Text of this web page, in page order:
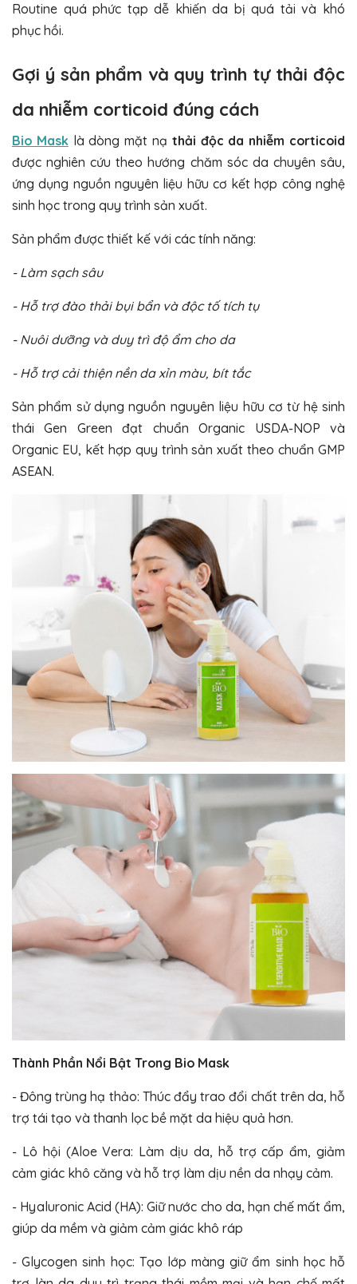
Routine quá phức tạp dễ khiến da bị quá tải và khó
phục hồi.
Gợi ý sản phẩm và quy trình tự thải độc
da nhiễm corticoid đúng cách
Bio Mask là dòng mặt nạ thải độc da nhiễm corticoid
được nghiên cứu theo hướng chăm sóc da chuyên sâu,
ứng dụng nguồn nguyên liệu hữu cơ kết hợp công nghệ
sinh học trong quy trình sản xuất.
Sản phẩm được thiết kế với các tính năng:
- Làm sạch sâu
- Hỗ trợ đào thải bụi bẩn và độc tố tích tụ
- Nuôi dưỡng và duy trì độ ẩm cho da
- Hỗ trợ cải thiện nền da xỉn màu, bít tắc
Sản phẩm sử dụng nguồn nguyên liệu hữu cơ từ hệ sinh
thái Gen Green đạt chuẩn Organic USDA-NOP và
Organic EU, kết hợp quy trình sản xuất theo chuẩn GMP
ASEAN.
Thành Phần Nổi Bật Trong Bio Mask
- Đông trùng hạ thảo: Thúc đẩy trao đổi chất trên da, hỗ
trợ tái tạo và thanh lọc bề mặt da hiệu quả hơn.
- Lô hội (Aloe Vera: Làm dịu da, hỗ trợ cấp ẩm, giảm
cảm giác khô căng và hỗ trợ làm dịu nền da nhạy cảm.
- Hyaluronic Acid (HA): Giữ nước cho da, hạn chế mất ẩm,
giúp da mềm và giảm cảm giác khô ráp
- Glycogen sinh học: Tạo lớp màng giữ ẩm sinh học hỗ